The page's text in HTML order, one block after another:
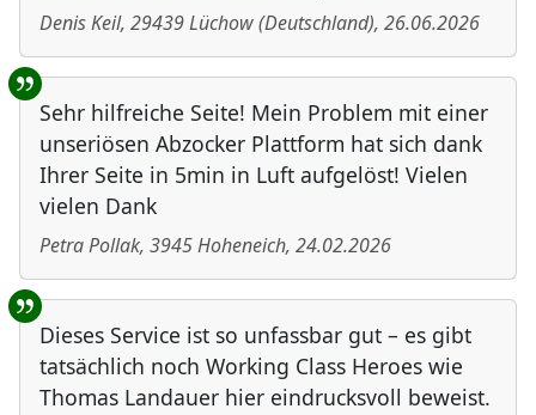
Denis Keil, 29439Lüchow(Deutschland), 26.06.2026
Sehr hilfreiche Seite! Mein Problem mit einer
unseriösen Abzocker Plattform hat sich dank
Ihrer Seite in 5min in Luft aufgelöst! Vielen
vielen Dank
Petra Pollak, 3945Hoheneich, 24.02.2026
Dieses Service ist so unfassbar gut – es gibt
tatsächlich noch Working Class Heroes wie
Thomas Landauer hier eindrucksvoll beweist.